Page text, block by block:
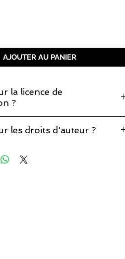
AJOUTER AU PANIER
la licence de
?
reproduction est incluse.
les droits d'auteur ?
d'auteur